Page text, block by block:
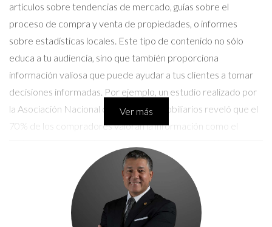
artículos sobre tendencias de mercado, guías sobre el
proceso de compra y venta de propiedades, o informes
sobre estadísticas locales. Este tipo de contenido no sólo
educa a tu audiencia, sino que también proporciona
información valiosa que puede ayudar a tus clientes a tomar
decisiones informadas. Por ejemplo, un estudio realizado por
la Asociación Nacional de Agentes Inmobiliarios reveló que el
70% de los compradores valoran la información como el
contenido útil, puedes ganar su confianza y motivar futuras
Ejemplos de contenido informativo para
Ver más